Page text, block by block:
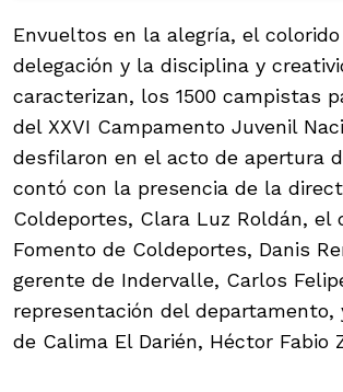
Envueltos en la alegría, el
delegación y la disciplina y
caracterizan, los 1500 campistas
del XXVI Campamento Juvenil
desfilaron en el acto de apertura
contó con la presencia de la
Coldeportes, Clara Luz Roldán, el
Fomento de Coldeportes, Danis
gerente de Indervalle, Carlos
representación del departamento,
de Calima El Darién, Héctor Fabio